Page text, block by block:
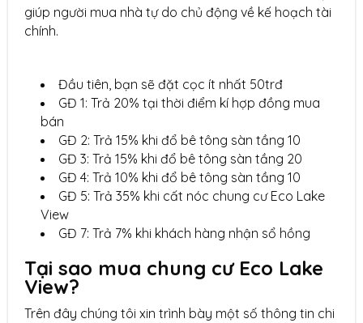
giúp người mua nhà tự do chủ động về kế hoạch tài
chính.
Đầu tiên, bạn sẽ đặt cọc ít nhất 50trđ
GĐ 1: Trả 20% tại thời điểm kí hợp đồng mua
bán
GĐ 2: Trả 15% khi đổ bê tông sàn tầng 10
GĐ 3: Trả 15% khi đổ bê tông sàn tầng 20
GĐ 4: Trả 10% khi đổ bê tông sàn tầng 10
GĐ 5: Trả 35% khi cất nóc chung cư Eco Lake
View
GĐ 7: Trả 7% khi khách hàng nhận sổ hồng
Tại sao mua chung cư Eco Lake
View?
Trên đây chúng tôi xin trình bày một số thông tin chi